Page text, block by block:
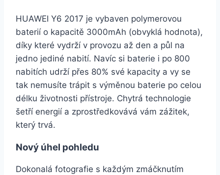
HUAWEI Y6 2017 je vybaven polymerovou
baterií o kapacitě 3000mAh (obvyklá hodnota),
díky které vydrží v provozu až den a půl na
jedno jediné nabití. Navíc si baterie i po 800
nabitích udrží přes 80% své kapacity a vy se
tak nemusíte trápit s výměnou baterie po celou
délku životnosti přístroje. Chytrá technologie
šetří energií a zprostředkovává vám zážitek,
který trvá.
Nový úhel pohledu
Dokonalá fotografie s každým zmáčknutím